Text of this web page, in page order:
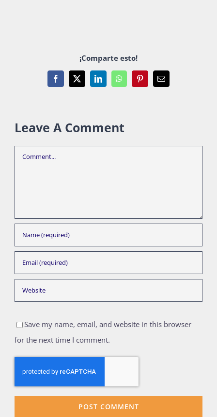
¡Comparte esto!
Facebook
X LinkedInWhatsAppPinterestEmail
Leave A Comment
Comment
Save my name, email, and website in this browser
for the next time I comment.